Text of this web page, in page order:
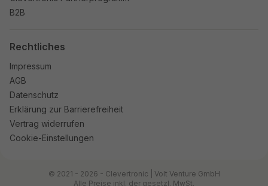
B2B
Rechtliches
Impressum
AGB
Datenschutz
Erklärung zur Barrierefreiheit
Vertrag widerrufen
Cookie-Einstellungen
© 2021 - 2026 - Clevertronic | Volt Venture GmbH
Alle Preise inkl. der gesetzl. MwSt.